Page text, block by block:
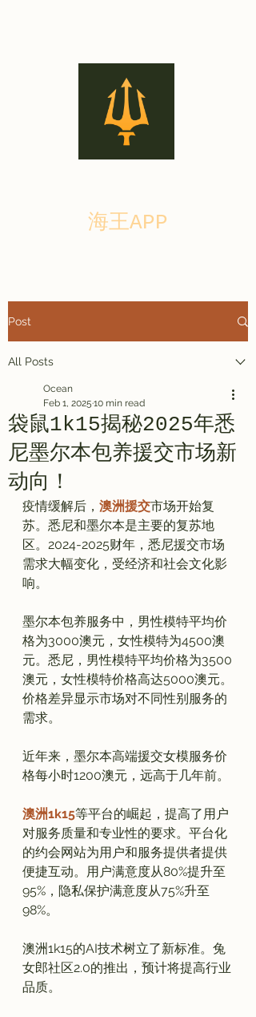
海王APP
Post
All Posts
袋鼠1k15揭秘2025年悉
尼墨尔本包养援交市场新
动向！
Ocean
Feb 1, 2025 10 min read
疫情缓解后， 澳洲援交市场开始复
苏。悉尼和墨尔本是主要的复苏地
区。2024-2025财年，悉尼援交市场
需求大幅变化，受经济和社会文化影
响。
墨尔本包养服务中，男性模特平均价
格为3000澳元，女性模特为4500澳
元。悉尼，男性模特平均价格为3500
澳元，女性模特价格高达5000澳元。
价格差异显示市场对不同性别服务的
需求。
近年来，墨尔本高端援交女模服务价
格每小时1200澳元，远高于几年前。
澳洲1k15等平台的崛起，提高了用户
对服务质量和专业性的要求。平台化
的约会网站为用户和服务提供者提供
便捷互动。用户满意度从80%提升至
95%，隐私保护满意度从75%升至
98%。
澳洲1k15的AI技术树立了新标准。兔
女郎社区2.0的推出，预计将提高行业
品质。